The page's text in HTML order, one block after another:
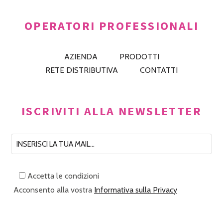
OPERATORI PROFESSIONALI
AZIENDA
PRODOTTI
RETE DISTRIBUTIVA
CONTATTI
ISCRIVITI ALLA NEWSLETTER
Accetta le condizioni
Acconsento alla vostra Informativa sulla Privacy